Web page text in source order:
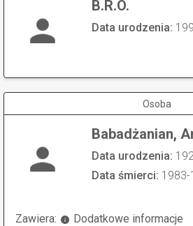
B.R.O.
Data urodzenia:
Osoba
Babadżanian,
Data urodzenia:
Data śmierci: 1983-
Zawiera: Dodatkowe informacje